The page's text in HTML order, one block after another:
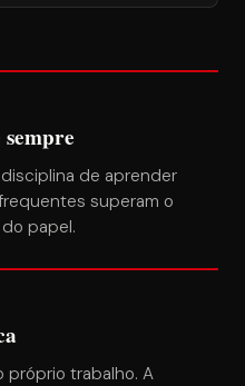
de aprender
superam o
papel.
próprio trabalho. A